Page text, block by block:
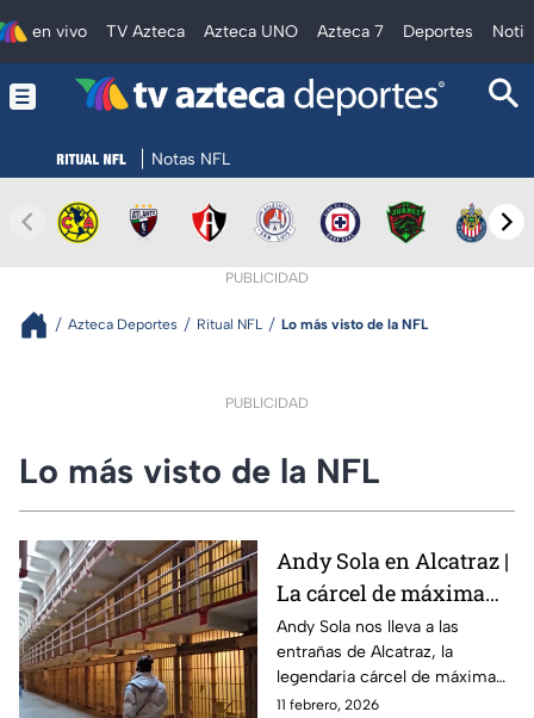
en vivo TV Azteca Azteca UNO Azteca 7 Deportes
Notas NFL
PUBLICIDAD
Azteca Deportes Ritual NFL Lo más visto de la NFL
PUBLICIDAD
Lo más visto de la NFL
Andy Sola en Alcatraz |
La cárcel de máxima
seguridad que encerró
a Al Capone | Sola al
Super Bowl
Andy Sola nos lleva a las
entrañas de Alcatraz, la
legendaria cárcel de máxima
seguridad ubicada en San
11 febrero, 2026